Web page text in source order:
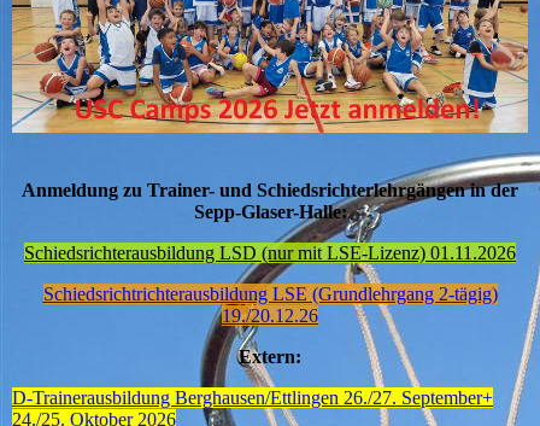
Anmeldung zu Trainer- und Schiedsrichterlehrgängen in der
Sepp-Glaser-Halle:
Schiedsrichterausbildung LSD (nur mit LSE-Lizenz) 01.11.2026
Schiedsrichtrichterausbildung LSE (Grundlehrgang 2-tägig)
19./20.12.26
Extern:
D-Trainerausbildung Berghausen/Ettlingen 26./27. September+
24./25. Oktober 2026